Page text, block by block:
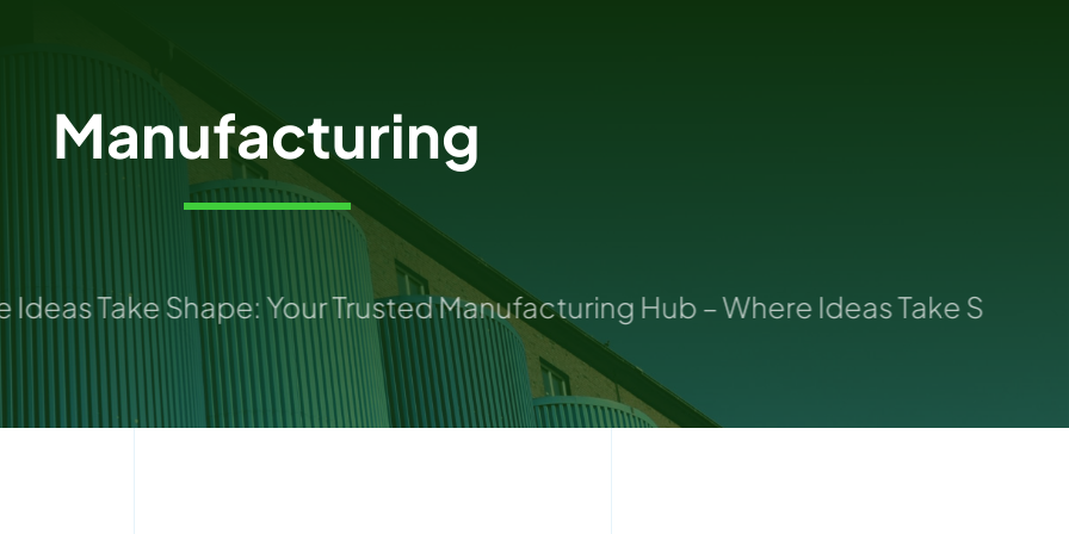
Manufacturing
Take Shape: Your Trusted Manufacturing Hub – Where Ideas Take Shape: